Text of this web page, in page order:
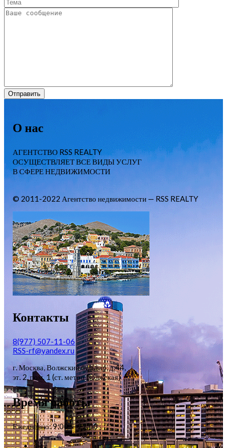
О нас
АГЕНТСТВО RSS REALTY
ОСУЩЕСТВЛЯЕТ ВСЕ ВИДЫ УСЛУГ
В СФЕРЕ НЕДВИЖИМОСТИ
© 2011-2022 Агентство недвижимости — RSS REALTY
Контакты
8(977) 507-11-06
RSS-rf@yandex.ru
г. Москва, Волжский бульвар, д.44,
эт. 2, пом. 1 (ст. метро Волжская)
Время работы
Ежедневно: 9:00 — 22:00